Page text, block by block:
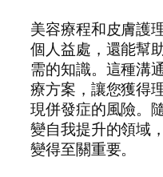
美容療程和皮膚護
個人益處，還能幫
需的知識。這種溝
療方案，讓您獲得
現併發症的風險。
變自我提升的領域
變得至關重要。